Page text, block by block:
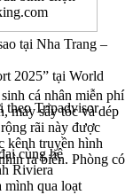
tại Nha Trang –
2025” tại World
theo Tripadvisor
cá nhân miễn phí
máy sấy tóc và dép
rãi này được
kênh truyền hình
ra biển. Phòng có